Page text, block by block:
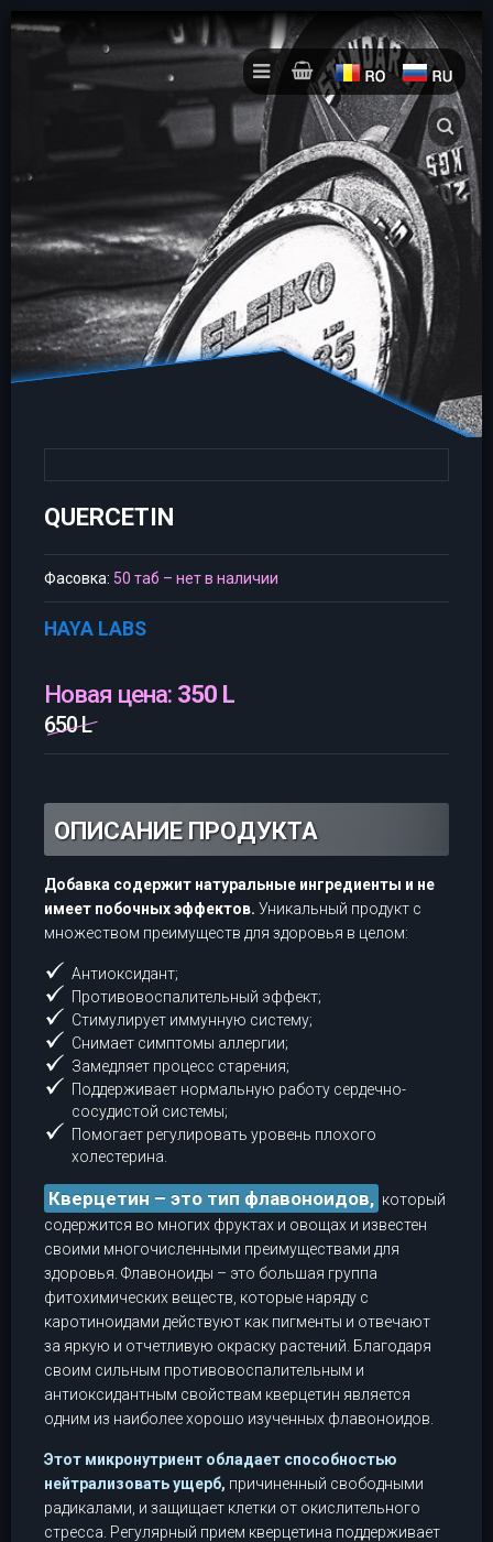
QUERCETIN
Фасовка: 50 таб – нет в наличии
HAYA LABS
Новая цена: 350 L
650 L
ОПИСАНИЕ ПРОДУКТА
Добавка содержит натуральные ингредиенты и не
имеет побочных эффектов. Уникальный продукт с
множеством преимуществ для здоровья в целом:
Антиоксидант;
Противовоспалительный эффект;
Стимулирует иммунную систему;
Снимает симптомы аллергии;
Замедляет процесс старения;
Поддерживает нормальную работу сердечно-
сосудистой системы;
Помогает регулировать уровень плохого
холестерина.
Кверцетин – это тип флавоноидов, который
содержится во многих фруктах и овощах и известен
своими многочисленными преимуществами для
здоровья. Флавоноиды – это большая группа
фитохимических веществ, которые наряду с
каротиноидами действуют как пигменты и отвечают
за яркую и отчетливую окраску растений. Благодаря
своим сильным противовоспалительным и
антиоксидантным свойствам кверцетин является
одним из наиболее хорошо изученных флавоноидов.
Этот микронутриент обладает способностью
нейтрализовать ущерб, причиненный свободными
радикалами, и защищает клетки от окислительного
стресса. Регулярный прием кверцетина поддерживает